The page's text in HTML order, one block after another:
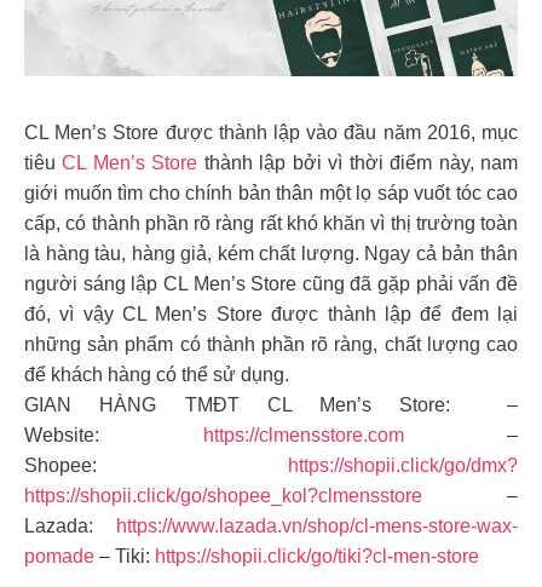
CL Men’s Store được thành lập vào đầu năm 2016, mục
tiêuCL Men’s Store thành lập bởi vì thời điểm này, nam
giới muốn tìm cho chính bản thân một lọ sáp vuốt tóc cao
cấp, có thành phần rõ ràng rất khó khăn vì thị trường toàn
là hàng tàu, hàng giả, kém chất lượng. Ngay cả bản thân
người sáng lập CL Men’s Store cũng đã gặp phải vấn đề
đó, vì vậy CL Men’s Store được thành lập để đem lại
những sản phẩm có thành phần rõ ràng, chất lượng cao
để khách hàng có thể sử dụng.
GIAN HÀNG TMĐT CL Men’s Store: –
Website:
https://clmensstore.com–
Shopee:
https://shopii.click/go/dmx?
https://shopii.click/go/shopee_kol?clmensstore –
Lazada:
https://www.lazada.vn/shop/cl-mens-store-wax-
pomade – Tiki: https://shopii.click/go/tiki?cl-men-store